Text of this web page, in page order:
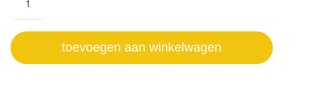
Score
-
Swipe-
aantal
toevoegen aan winkelwagen